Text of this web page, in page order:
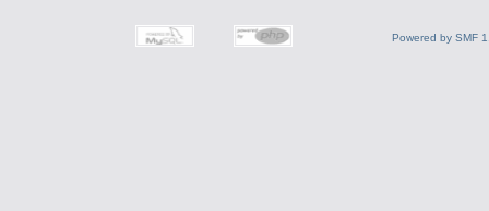
Powered by SMF